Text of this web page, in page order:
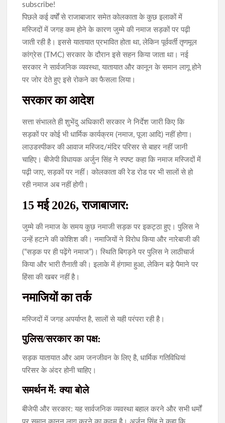
subscribe!
पिछले कई वर्षों से राजाबाजार समेत कोलकाता के कुछ इलाकों में
मस्जिदों में जगह कम होने के कारण जुम्मे की नमाज सड़कों पर पढ़ी
जाती रही है। इससे यातायात प्रभावित होता था, लेकिन पूर्ववर्ती तृणमूल
कांग्रेस (TMC) सरकार के दौरान इसे सहन किया जाता था। नई
सरकार ने सार्वजनिक व्यवस्था, यातायात और कानून के समान लागू होने
पर जोर देते हुए इसे रोकने का फैसला लिया।
सरकार का आदेश
सत्ता संभालते ही शुभेंदु अधिकारी सरकार ने निर्देश जारी किए कि
सड़कों पर कोई भी धार्मिक कार्यक्रम (नमाज, पूजा आदि) नहीं होगा।
लाउडस्पीकर की आवाज मस्जिद/मंदिर परिसर से बाहर नहीं जानी
चाहिए। बीजेपी विधायक अर्जुन सिंह ने स्पष्ट कहा कि नमाज मस्जिदों में
पढ़ी जाए, सड़कों पर नहीं। कोलकाता की रेड रोड पर भी सालों से हो
रही नमाज अब नहीं होगी।
15 मई 2026, राजाबाजार:
जुम्मे की नमाज के समय कुछ नमाजी सड़क पर इकट्ठा हुए। पुलिस ने
उन्हें हटाने की कोशिश की। नमाजियों ने विरोध किया और नारेबाजी की
(“सड़क पर ही पढ़ेंगे नमाज”)। स्थिति बिगड़ने पर पुलिस ने लाठीचार्ज
किया और भारी तैनाती की। इलाके में हंगामा हुआ, लेकिन बड़े पैमाने पर
हिंसा की खबर नहीं है।
नमाजियों का तर्क
मस्जिदों में जगह अपर्याप्त है, सालों से यही परंपरा रही है।
पुलिस/सरकार का पक्ष:
सड़क यातायात और आम जनजीवन के लिए है, धार्मिक गतिविधियां
परिसर के अंदर होनी चाहिए।
समर्थन में: क्या बोले
बीजेपी और सरकार: यह सार्वजनिक व्यवस्था बहाल करने और सभी धर्मों